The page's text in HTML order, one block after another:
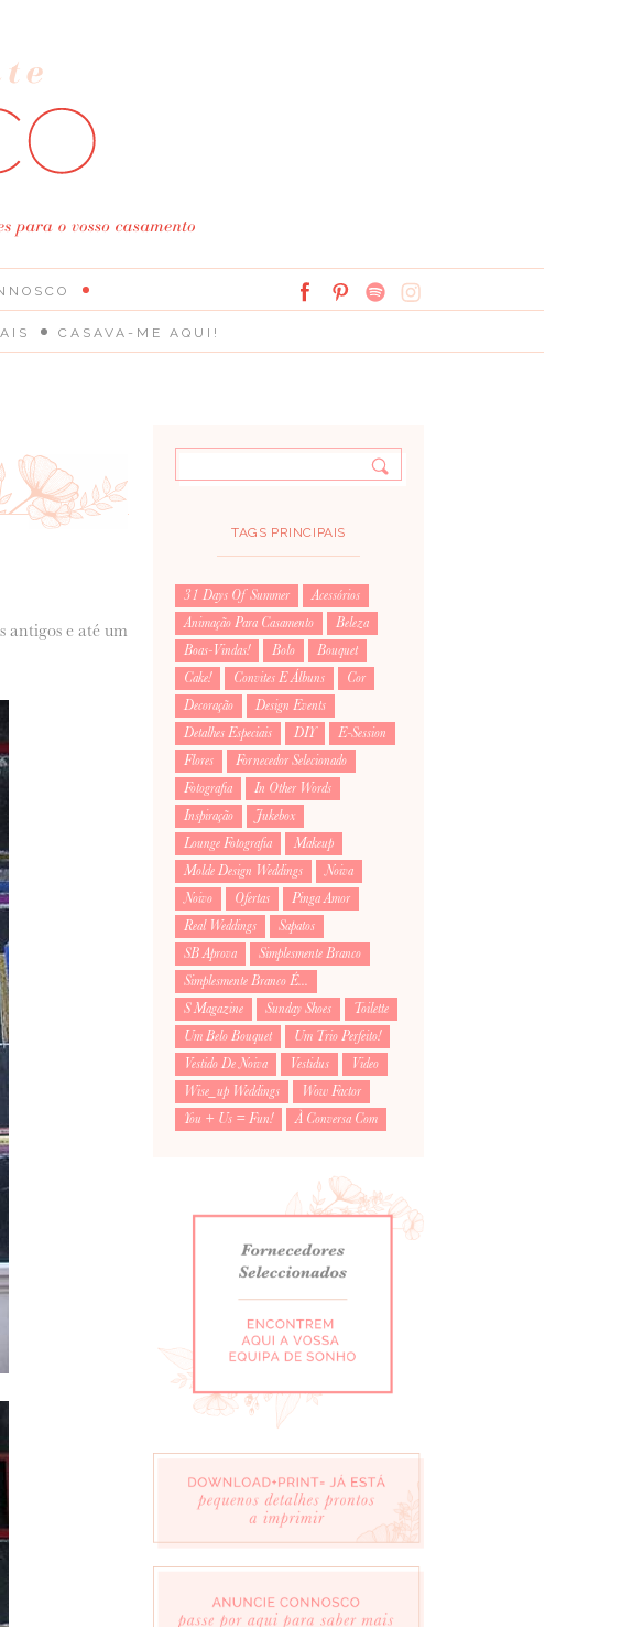
CASAVA-ME AQUI!
antigos e até um
TAGS PRINCIPAIS
31 Days Of Summer
Acessórios
Animação Para Casamento
Beleza
Boas-Vindas!
Bolo
Bouquet
Cake!
Convites E Álbuns
Cor
Decoração
Design Events
Detalhes Especiais
DIY
E-Session
Flores
Fornecedor Selecionado
Fotografia
In Other Words
Inspiração
Jukebox
Lounge Fotografia
Makeup
Molde Design Weddings
Noiva
Noivo
Ofertas
Pinga Amor
Real Weddings
Sapatos
SB Aprova
Simplesmente Branco
Simplesmente Branco É...
S Magazine
Sunday Shoes
Toilette
Um Belo Bouquet
Um Trio Perfeito!
Vestido De Noiva
Vestidus
Video
Wise_up Weddings
Wow Factor
You + Us = Fun!
À Conversa Com